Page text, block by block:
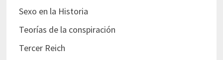
Sexo en la Historia
Teorías de la conspiración
Tercer Reich